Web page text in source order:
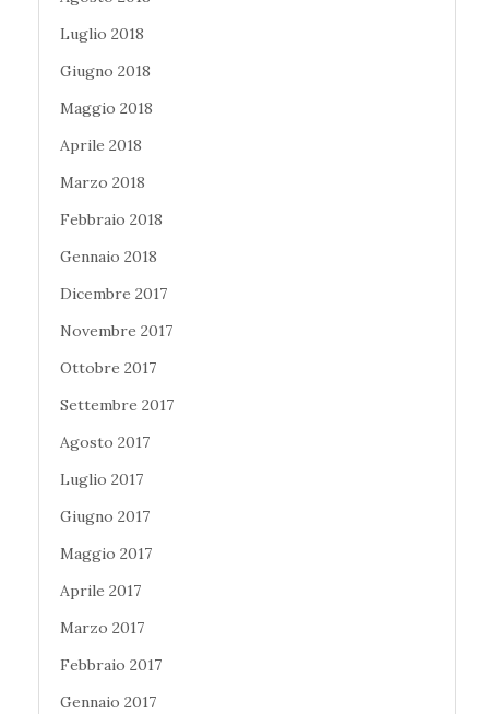
Luglio 2018
Giugno 2018
Maggio 2018
Aprile 2018
Marzo 2018
Febbraio 2018
Gennaio 2018
Dicembre 2017
Novembre 2017
Ottobre 2017
Settembre 2017
Agosto 2017
Luglio 2017
Giugno 2017
Maggio 2017
Aprile 2017
Marzo 2017
Febbraio 2017
Gennaio 2017